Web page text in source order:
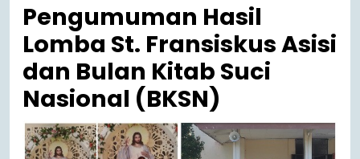
Pengumuman Hasil
Lomba St. Fransiskus Asisi
dan Bulan Kitab Suci
Nasional (BKSN)